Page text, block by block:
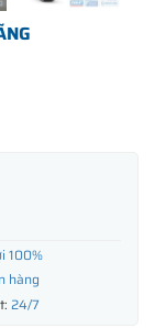
100%
hàng
24/7